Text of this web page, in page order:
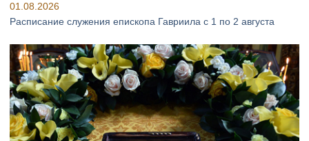
01.08.2026
Расписание служения епископа Гавриила с 1 по 2 августа